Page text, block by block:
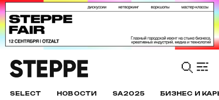
SELECT НОВОСТИ SA2025 БИЗНЕС И